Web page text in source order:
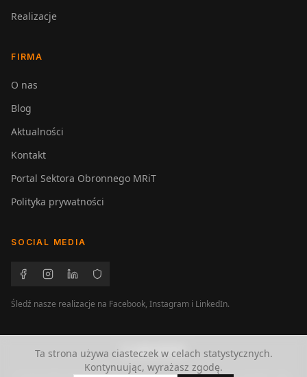
Realizacje
FIRMA
O nas
Blog
Aktualności
Kontakt
Portal Sektora Obronnego MRiT
Polityka prywatności
SOCIAL MEDIA
Śledź nasze realizacje na Facebook, Instagram i LinkedIn.
Ta strona używa ciasteczek w celach statystycznych.
Kontynuując, wyrażasz zgodę.
ZADZWOŃ